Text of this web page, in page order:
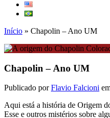
Início » Chapolin – Ano UM
Chapolin – Ano UM
Publicado porFlavio Falcioni
Aqui está a história de Origem
Esse e outros mistérios sobre